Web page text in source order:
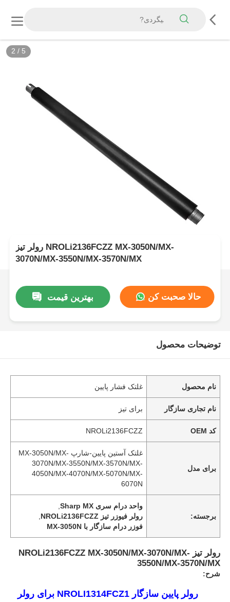
2 / 5
رولر تیز NROLi2136FCZZ MX-3050N/MX-
3070N/MX-3550N/MX-3570N/MX
بهترین قیمت حالا صحبت کن
توضیحات محصول
نام محصول غلتک فشار پایین
نام تجاری سازگار برای تیز
کد OEM NROLi2136FCZZ
برای مدل
غلتک آستین پایین-شارپ MX-3050N/MX-
3070N/MX-3550N/MX-3570N/MX-
4050N/MX-4070N/MX-5070N/MX-
6070N
برجسته:
واحد درام سری Sharp MX
رولر فیوزر تیز NROLi2136FCZZ
فوزر درام سازگار با MX-3050N
رولر تیز NROLi2136FCZZ MX-3050N/MX-3070N/MX-
3550N/MX-3570N/MX
شرح:
رولر پایین سازگار NROLI1314FCZ1 برای رولر